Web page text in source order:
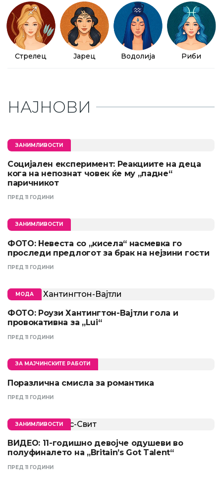
Стрелец Јарец Водолија Риби
НАЈНОВИ
ЗАНИМЛИВОСТИ
Социјален експеримент: Реакциите на деца
кога на непознат човек ќе му „падне“
паричникот
ПРЕД 11 ГОДИНИ
ЗАНИМЛИВОСТИ
ФОТО: Невеста со „кисела“ насмевка го
проследи предлогот за брак на нејзини гости
ПРЕД 11 ГОДИНИ
МОДА
ФОТО: Роузи Хантингтон-Вајтли гола и
провокативна за „Lui“
ПРЕД 11 ГОДИНИ
ЗА МАЈЧИНСКИТЕ РАБОТИ
Поразлична смисла за романтика
ПРЕД 11 ГОДИНИ
ЗАНИМЛИВОСТИ
ВИДЕО: 11-годишно девојче одушеви во
полуфиналето на „Britain’s Got Talent“
ПРЕД 11 ГОДИНИ